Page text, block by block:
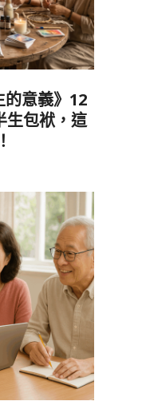
的意義》12
包袱，這